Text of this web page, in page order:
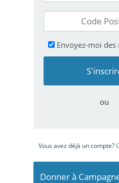
Envoyez-moi
ou
Vous avez déjà un compte?
Donner à